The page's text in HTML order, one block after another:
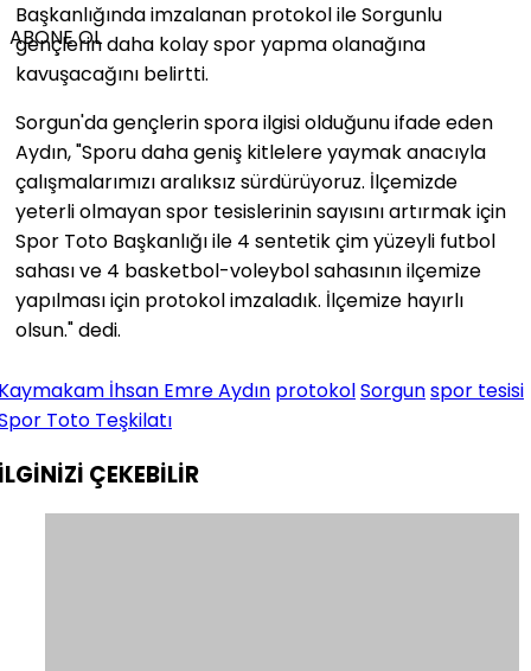
ABONE OL
Başkanlığında imzalanan protokol ile Sorgunlu
gençlerin daha kolay spor yapma olanağına
kavuşacağını belirtti.
Sorgun'da gençlerin spora ilgisi olduğunu ifade eden
Aydın, "Sporu daha geniş kitlelere yaymak anacıyla
çalışmalarımızı aralıksız sürdürüyoruz. İlçemizde
yeterli olmayan spor tesislerinin sayısını artırmak için
Spor Toto Başkanlığı ile 4 sentetik çim yüzeyli futbol
sahası ve 4 basketbol-voleybol sahasının ilçemize
yapılması için protokol imzaladık. İlçemize hayırlı
olsun." dedi.
İhsan Emre Aydın protokolSorgunspor tesisi
Toto Teşkilatı
ÇEKEBİLİR